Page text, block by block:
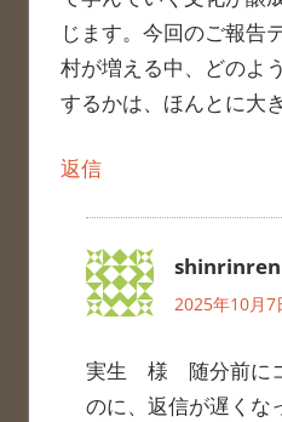
じます。今回のご報告
村が増える中、どのよ
するかは、ほんとに大
返信
2025年10月7
実生 様 随分前に
のに、返信が遅くな